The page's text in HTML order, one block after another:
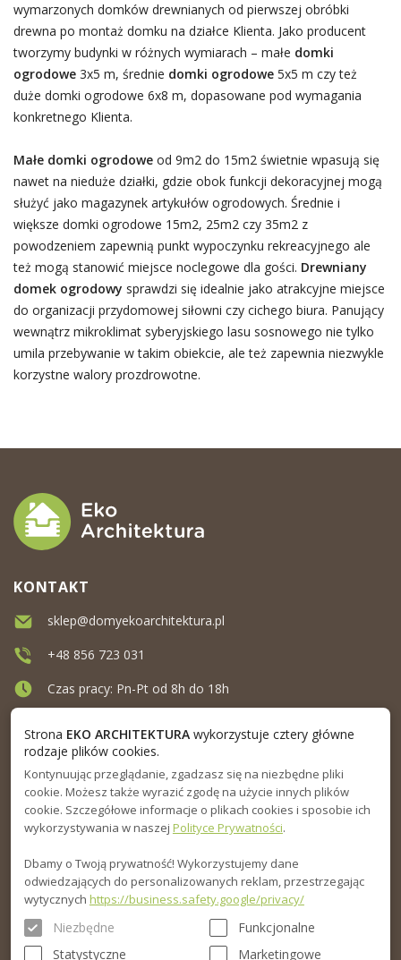
wymarzonych domków drewnianych od pierwszej obróbki
drewna po montaż domku na działce Klienta. Jako producent
tworzymy budynki w różnych wymiarach – małe domki
ogrodowe3x5 m, średnie domki ogrodowe5x5 m czy też
duże domki ogrodowe 6x8 m, dopasowane pod wymagania
konkretnego Klienta.
Małe domki ogrodoweod 9m2 do 15m2 świetnie wpasują się
nawet na nieduże działki, gdzie obok funkcji dekoracyjnej mogą
służyć jako magazynek artykułów ogrodowych. Średnie i
większe domki ogrodowe 15m2, 25m2 czy 35m2 z
powodzeniem zapewnią punkt wypoczynku rekreacyjnego ale
też mogą stanowić miejsce noclegowe dla gości. Drewniany
domek ogrodowy sprawdzi się idealnie jako atrakcyjne miejsce
do organizacji przydomowej siłowni czy cichego biura. Panujący
wewnątrz mikroklimat syberyjskiego lasu sosnowego nie tylko
umila przebywanie w takim obiekcie, ale też zapewnia niezwykle
korzystne walory prozdrowotne.
MENU
INFORMACJA
PORADNIK
KONTAKT
sklep@domyekoarchitektura.pl
+48 856 723 031
Czas pracy: Pn-Pt od 8h do 18h
Strona EKO ARCHITEKTURAwykorzystuje cztery główne
rodzaje plików cookies.
Kontynuując przeglądanie, zgadzasz się na niezbędne pliki
cookie. Możesz także wyrazić zgodę na użycie innych plików
cookie. Szczegółowe informacje o plikach cookies i sposobie ich
wykorzystywania w naszej Polityce Prywatności.
Dbamy o Twoją prywatność! Wykorzystujemy dane
odwiedzających do personalizowanych reklam, przestrzegając
wytycznych https://business.safety.google/privacy/
Niezbędne
Funkcjonalne
Statystyczne
Marketingowe